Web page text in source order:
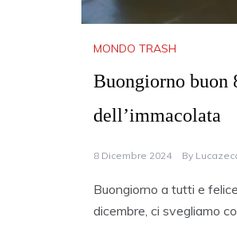
MONDO TRASH
Buongiorno buon
dell’immacolata
8 Dicembre 2024 By
Buongiorno a tutti e
dicembre, ci svegliamo